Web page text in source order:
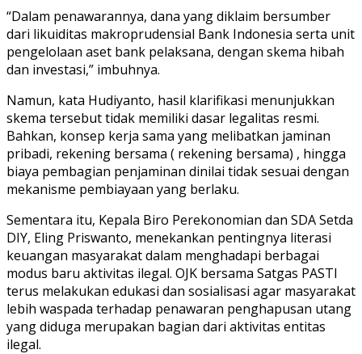
“Dalam penawarannya, dana yang diklaim bersumber
dari likuiditas makroprudensial Bank Indonesia serta unit
pengelolaan aset bank pelaksana, dengan skema hibah
dan investasi,” imbuhnya.
Namun, kata Hudiyanto, hasil klarifikasi menunjukkan
skema tersebut tidak memiliki dasar legalitas resmi.
Bahkan, konsep kerja sama yang melibatkan jaminan
pribadi, rekening bersama ( rekening bersama) , hingga
biaya pembagian penjaminan dinilai tidak sesuai dengan
mekanisme pembiayaan yang berlaku.
Sementara itu, Kepala Biro Perekonomian dan SDA Setda
DIY, Eling Priswanto, menekankan pentingnya literasi
keuangan masyarakat dalam menghadapi berbagai
modus baru aktivitas ilegal. OJK bersama Satgas PASTI
terus melakukan edukasi dan sosialisasi agar masyarakat
lebih waspada terhadap penawaran penghapusan utang
yang diduga merupakan bagian dari aktivitas entitas
ilegal.